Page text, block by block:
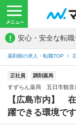
! 安心・安全な転職
薬剤師の求人・転職TOP
正社員 調剤薬局
すずらん薬局 五日市観音
【広島市内】
躍できる環境です